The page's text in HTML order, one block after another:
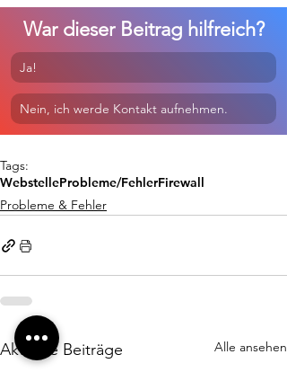
War dieser Beitrag hilfreich?
Ja!
Nein, ich werde Kontakt aufnehmen.
Tags:
WebstelleProbleme/FehlerFirewall
Probleme & Fehler
Aktuelle Beiträge Alle ansehen